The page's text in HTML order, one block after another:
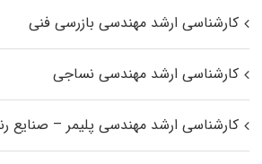
کارشناسی ارشد مهندسی بازرسی فنی
کارشناسی ارشد مهندسی نساجی
کارشناسی ارشد مهندسی پلیمر – صنایع